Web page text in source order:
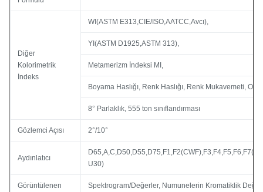
Diğer
Kolorimetrik
İndeks
WI(ASTM E313,CIE/ISO,AATCC,Avcı),
YI(ASTM D1925,ASTM 313),
Metamerizm İndeksi MI,
Boyama Haslığı, Renk Haslığı, Renk Mukavemeti,
8° Parlaklık, 555 ton sınıflandırması
Gözlemci Açısı 2°/10°
Aydınlatıcı
U30)
Görüntülenen
Spektrogram/Değerler, Numunelerin Kromatiklik